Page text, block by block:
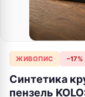
ЖИВОПИС −17%
Синтетика
пензель